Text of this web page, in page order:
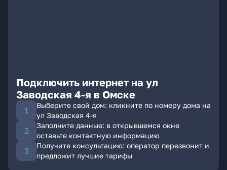
Подключить интернет на ул
Заводская 4-я в Омске
Выберите свой дом: кликните по номеру дома на
ул Заводская 4-я
Заполните данные: в открывшемся окне
оставьте контактную информацию
Получите консультацию: оператор перезвонит и
предложит лучшие тарифы